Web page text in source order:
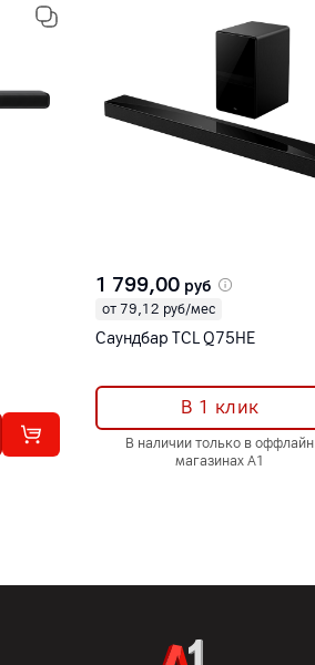
1 799,00 руб
от 79,12 руб/мес
Саундбар TCL Q75HE
В 1 клик
В наличии только в оффлайн
магазинах А1